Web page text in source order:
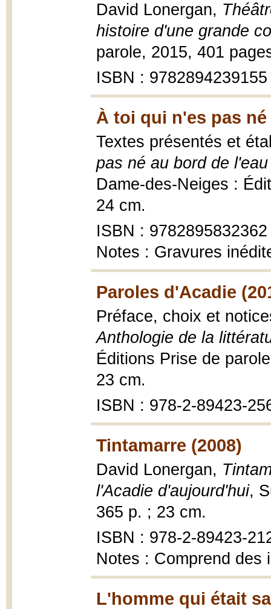
David Lonergan,
histoire d'une grande
parole, 2015, 401
ISBN : 9782894239155
À toi qui n'es pas
Textes présentés et
pas né au bord de
Dame-des-Neiges :
24 cm.
ISBN : 9782895832362
Notes : Gravures
Paroles d'Acadie
Préface, choix et
Anthologie de la
Éditions Prise de
23 cm.
ISBN : 978-2-89423-
Tintamarre (2008)
David Lonergan,
l'Acadie d'aujourd'hui,
365 p. ; 23 cm.
ISBN : 978-2-89423-
Notes : Comprend des
L'homme qui était